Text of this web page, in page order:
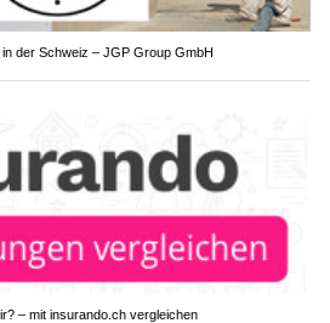
der Schweiz – JGP Group GmbH
– mit insurando.ch vergleichen